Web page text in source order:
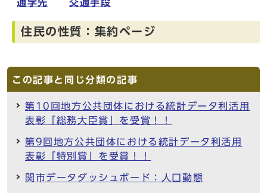
通学先
交通手段
住民の性質：集約ページ
この記事と同じ分類の記事
第10回地方公共団体における統計データ利活用
表彰「総務大臣賞」を受賞！！
第9回地方公共団体における統計データ利活用
表彰「特別賞」を受賞！！
関市データダッシュボード：人口動態